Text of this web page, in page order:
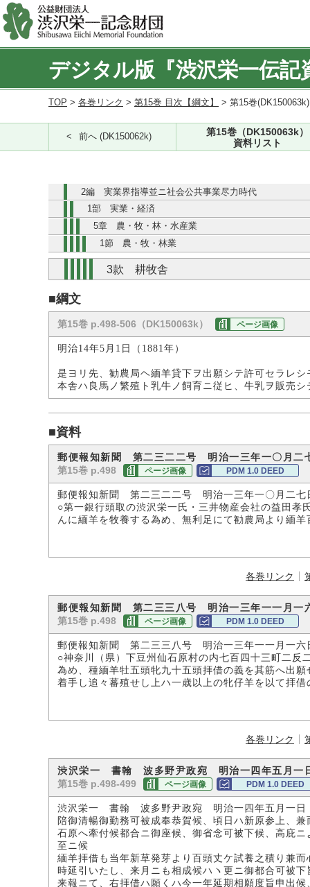
デジタル版『渋沢栄一伝記
TOP > 各巻リンク > 第15巻 目次【綱文】 > 第15巻
前へ (DK150062k)
第15巻（DK150063k）
資料リスト
2編 実業界指導並ニ社会公共事業尽力時代
1部 実業・経済
5章 農・牧・林・水産業
1節 農・牧・林業
3款 耕牧舎
■綱文
第15巻 p.498-506（DK150063k） ページ画像
明治14年5月1日（1881年）
是ヨリ先、勧農局ヘ緬羊貸下ヲ出願シテ許可セラレ
本舎ハ良馬ノ繁殖ト乳牛ノ飼育ニ従ヒ、牛乳ヲ販売
■資料
郵便報知新聞 第二三二二号 明治一三年一〇月
第15巻 p.498 ページ画像 PDM 1.0 DEED
郵便報知新聞 第二三二二号 明治一三年一〇月二七
○第一銀行頭取の渋沢栄一氏・三井物産会社の益田
んに緬羊を牧養する為め、無利足にて勧農局より緬
各巻リンク
郵便報知新聞 第二三三八号 明治一三年一一月
第15巻 p.498 ページ画像 PDM 1.0 DEED
郵便報知新聞 第二三三八号 明治一三年一一月一六
○神奈川（県）下豆州仙石原村の内七百四十三町二
為め、種緬羊牡五頭牝九十五頭拝借の義を其筋へ出
着手し追々蕃殖せし上ハ一歳以上の牝仔羊を以て拝
各巻リンク
渋沢栄一 書翰 波多野尹政宛 明治一四年五月一
第15巻 p.498-499 ページ画像 PDM 1.0 DEED
渋沢栄一 書翰 波多野尹政宛 明治一四年五月一日
陪御清暢御勤務可被成奉恭賀候、頃日ハ新原参上、
石原へ牽付候都合ニ御座候、御省念可被下候、高庇
至ニ候
緬羊拝借も当年新草発芽より百頭丈ケ試養之積り兼
時延引いたし、来月ニも相成候ハヽ更ニ御都合可被
来報ニて、右拝借ハ願くハ今一年延期相願度旨申出